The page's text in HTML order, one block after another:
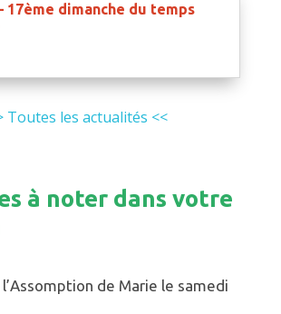
17ème dimanche du temps
Toutes les actualités <<
à noter dans votre
de Marie le samedi